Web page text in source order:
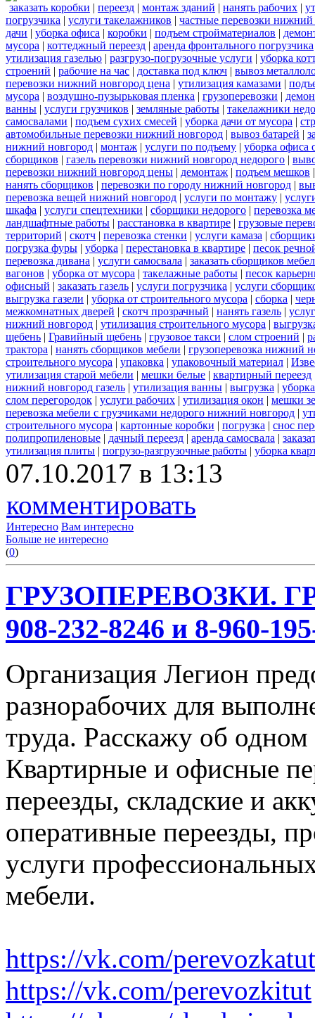
заказать коробки | переезд | монтаж зданий | нанять рабочих |
погрузчика | услуги такелажников | частные перевозки нижний
дачи | уборка офиса | коробки | подъем стройматериалов |
мусора | коттеджный переезд | аренда фронтального погрузчика
утилизация газелью | разгрузо-погрузочные услуги | уборка
строений | рабочие на час | доставка под ключ | вывоз
перевозки нижний новгород цена | утилизация камазами |
мусора | воздушно-пузырьковая пленка | грузоперевозки |
ванны | услуги грузчиков | земляные работы | такелажники
самосвалами | подъем сухих смесей | уборка дачи от мусора |
автомобильные перевозки нижний новгород | вывоз батарей |
нижний новгород | монтаж | услуги по подъему | уборка офиса
сборщиков | газель перевозки нижний новгород недорого |
перевозки нижний новгород цены | демонтаж | подъем мешков
нанять сборщиков | перевозки по городу нижний новгород |
перевозка вещей нижний новгород | услуги по монтажу |
шкафа | услуги спецтехники | сборщики недорого | перевозка
ландшафтные работы | расстановка в квартире | грузовые
территорий | скотч | перевозка стенки | услуги камаза |
погрузка фуры | уборка | перестановка в квартире | песок
перевозка дивана | услуги самосвала | заказать сборщиков
вагонов | уборка от мусора | такелажные работы | песок
офисный | заказать газель | услуги погрузчика | услуги
выгрузка газели | уборка от строительного мусора | сборка |
межкомнатных дверей | скотч прозрачный | нанять газель |
нижний новгород | утилизация строительного мусора |
щебень | Гравийный щебень | грузовое такси | слом строений |
трактора | нанять сборщиков мебели | грузоперевозка нижний
строительного мусора | упаковка | упаковочный материал |
утилизация старой мебели | мешки белые | квартирный переезд
нижний новгород газель | утилизация ванны | выгрузка |
слом перегородок | услуги рабочих | утилизация окон | мешки
перевозка мебели с грузчиками недорого нижний новгород |
строительного мусора | картонные коробки | погрузка | снос
полипропиленовые | дачный переезд | аренда самосвала |
утилизация плиты | погрузо-разгрузочные работы | уборка
07.10.2017 в 13:13
комментировать
Интересно Вам интересно
Больше не интересно
(0)
ГРУЗОПЕРЕВОЗКИ.
908-232-8246 и 8-960-
Организация Легион
разнорабочих для
труда. Расскажу об
Квартирные и офисные
переезды, складские и
оперативные переезды,
услуги
мебели.
https://vk.com/perevozkatut
https://vk.com/perevozkitut